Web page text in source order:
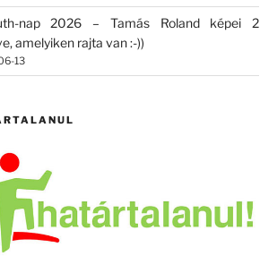
nap 2026 – Tamás Roland képei 2
amelyiken rajta van :-))
13